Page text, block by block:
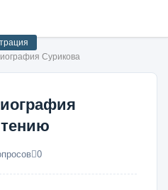
Сурикова
0